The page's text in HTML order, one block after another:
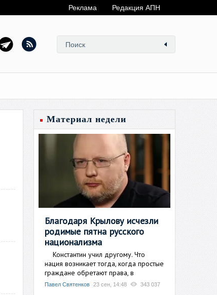
Реклама Редакция АПН
Материал недели
Благодаря Крылову исчезли
родимые пятна русского
национализма
Константин учил другому. Что
нация возникает тогда, когда простые
граждане обретают права, в
Павел Святенков 23 сен, 14:48 343 037